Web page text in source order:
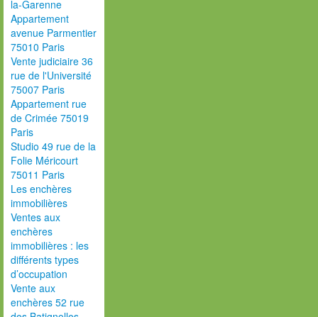
la-Garenne
Appartement
avenue Parmentier
75010 Paris
Vente judiciaire 36
rue de l'Université
75007 Paris
Appartement rue
de Crimée 75019
Paris
Studio 49 rue de la
Folie Méricourt
75011 Paris
Les enchères
immobilières
Ventes aux
enchères
immobilières : les
différents types
d’occupation
Vente aux
enchères 52 rue